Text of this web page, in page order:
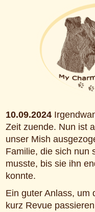
10.09.2024
Zeit zuende. Nun ist
unser Mish
Familie, die sich nun
musste, bis sie ihn
konnte.
Ein guter Anlass, um
kurz Revue